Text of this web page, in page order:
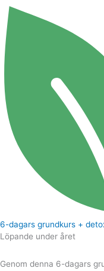
6-dagars grundkurs +
Löpande under året
Genom denna 6-dagars